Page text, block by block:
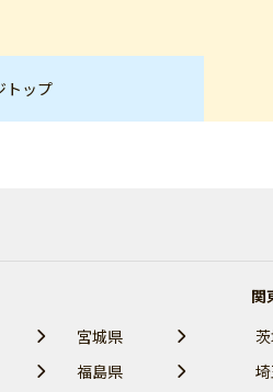
トップ
宮城県
福島県
関